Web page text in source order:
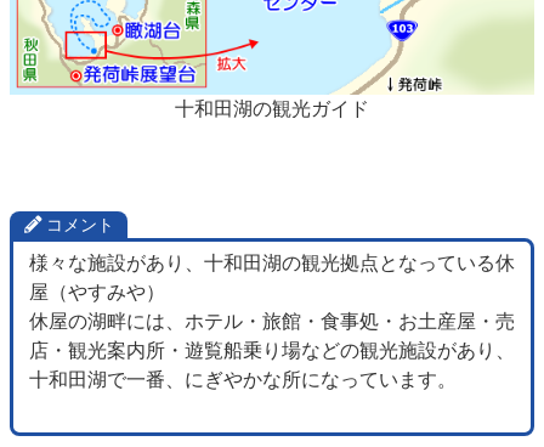
十和田湖の観光ガイド
コメント
様々な施設があり、十和田湖の観光拠点となっている休
屋（やすみや）
休屋の湖畔には、ホテル・旅館・食事処・お土産屋・売
店・観光案内所・遊覧船乗り場などの観光施設があり、
十和田湖で一番、にぎやかな所になっています。